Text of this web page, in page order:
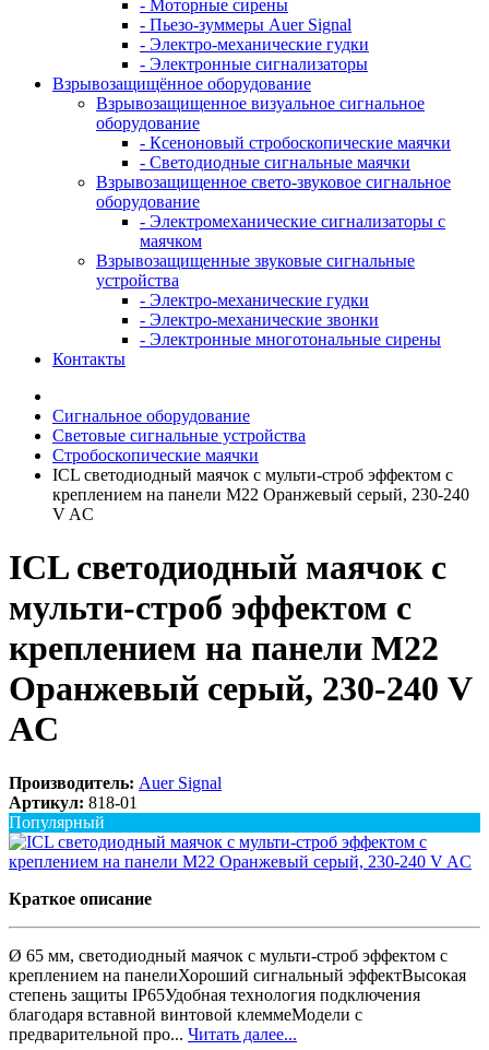
- Моторные сирены
- Пьезо-зуммеры Auer Signal
- Электро-механические гудки
- Электронные сигнализаторы
Взрывозащищённое оборудование
Взрывозащищенное визуальное сигнальное
оборудование
- Ксеноновый стробоскопические маячки
- Светодиодные сигнальные маячки
Взрывозащищенное свето-звуковое сигнальное
оборудование
- Электромеханические сигнализаторы с
маячком
Взрывозащищенные звуковые сигнальные
устройства
- Электро-механические гудки
- Электро-механические звонки
- Электронные многотональные сирены
Контакты
Сигнальное оборудование
Световые сигнальные устройства
Стробоскопические маячки
ICL светодиодный маячок с мульти-строб эффектом с
креплением на панели M22 Оранжевый серый, 230-240
V AC
ICL светодиодный маячок с
мульти-строб эффектом с
креплением на панели M22
Оранжевый серый, 230-240 V
AC
Производитель: Auer Signal
Артикул: 818-01
Популярный
Краткое описание
Ø 65 мм, светодиодный маячок с мульти-строб эффектом с
креплением на панелиХороший сигнальный эффектВысокая
степень защиты IP65Удобная технология подключения
благодаря вставной винтовой клеммеМодели с
предварительной про... Читать далее...